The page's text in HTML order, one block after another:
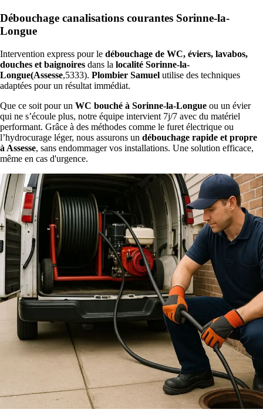
Débouchage canalisations courantes Sorinne-la-
Longue
Intervention express pour le débouchage de WC, éviers, lavabos,
douches et baignoires dans la localité Sorinne-la-
Longue(Assesse,5333). Plombier Samuel utilise des techniques
adaptées pour un résultat immédiat.
Que ce soit pour un WC bouché à Sorinne-la-Longue ou un évier
qui ne s’écoule plus, notre équipe intervient 7j/7 avec du matériel
performant. Grâce à des méthodes comme le furet électrique ou
l’hydrocurage léger, nous assurons un débouchage rapide et propre
à Assesse, sans endommager vos installations. Une solution efficace,
même en cas d'urgence.